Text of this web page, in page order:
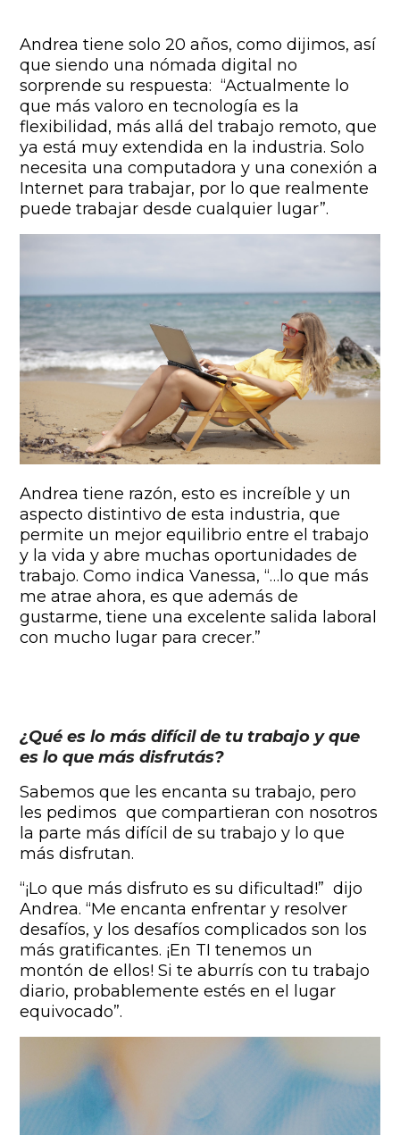
Andrea tiene solo 20 años, como dijimos, así
que siendo una nómada digital no
sorprende su respuesta: “Actualmente lo
que más valoro en tecnología es la
flexibilidad, más allá del trabajo remoto, que
ya está muy extendida en la industria. Solo
necesita una computadora y una conexión a
Internet para trabajar, por lo que realmente
puede trabajar desde cualquier lugar”.
Andrea tiene razón, esto es increíble y un
aspecto distintivo de esta industria, que
permite un mejor equilibrio entre el trabajo
y la vida y abre muchas oportunidades de
trabajo. Como indica Vanessa, “…lo que más
me atrae ahora, es que además de
gustarme, tiene una excelente salida laboral
con mucho lugar para crecer.”
¿Qué es lo más difícil de tu trabajo y que
es lo que más disfrutás?
Sabemos que les encanta su trabajo, pero
les pedimos que compartieran con nosotros
la parte más difícil de su trabajo y lo que
más disfrutan.
“¡Lo que más disfruto es su dificultad!” dijo
Andrea. “Me encanta enfrentar y resolver
desafíos, y los desafíos complicados son los
más gratificantes. ¡En TI tenemos un
montón de ellos! Si te aburrís con tu trabajo
diario, probablemente estés en el lugar
equivocado”.